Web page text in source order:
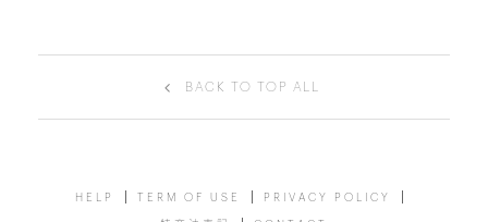
BACK TO TOP ALL
HELP TERM OF USE PRIVACY POLICY